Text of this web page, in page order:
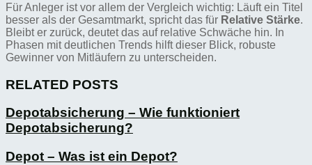
Für Anleger ist vor allem der Vergleich wichtig: Läuft ein Titel
besser als der Gesamtmarkt, spricht das für Relative Stärke.
Bleibt er zurück, deutet das auf relative Schwäche hin. In
Phasen mit deutlichen Trends hilft dieser Blick, robuste
Gewinner von Mitläufern zu unterscheiden.
RELATED POSTS
Depotabsicherung – Wie funktioniert
Depotabsicherung?
Depot – Was ist ein Depot?